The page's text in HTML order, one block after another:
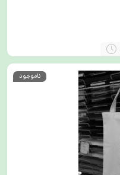
ناموجود